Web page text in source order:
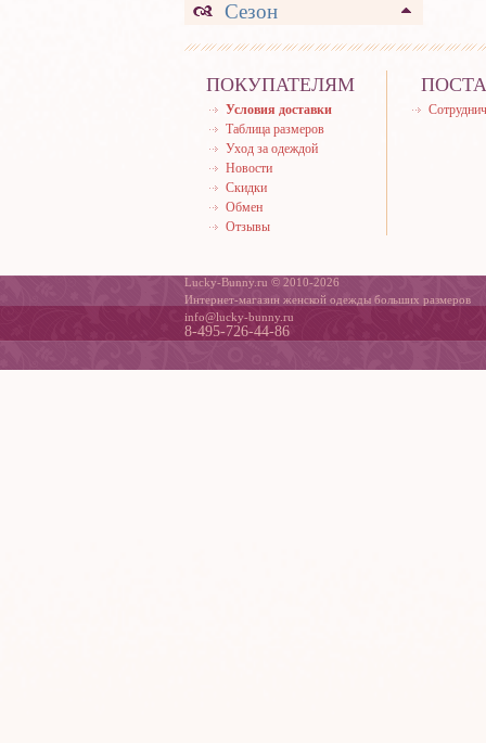
Сезон
ПОКУПАТЕЛЯМ
Условия доставки
Таблица размеров
Уход за одеждой
Новости
Скидки
Обмен
Отзывы
Lucky-Bunny.ru © 2010-2026
Интернет-магазин женской одежды больших размеров
info@lucky-bunny.ru
8-495-726-44-86